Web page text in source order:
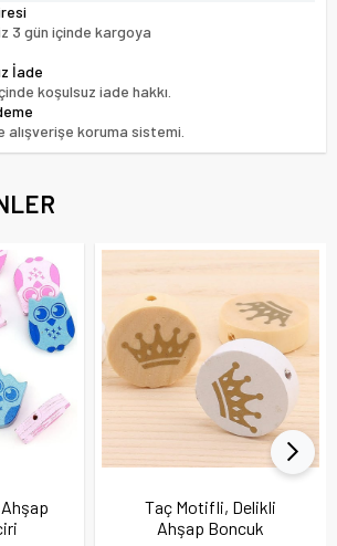
3 gün içinde kargoya
İade
koşulsuz iade hakkı.
koruma sistemi.
Taç Motifli, Delikli
Ahşap Boncuk